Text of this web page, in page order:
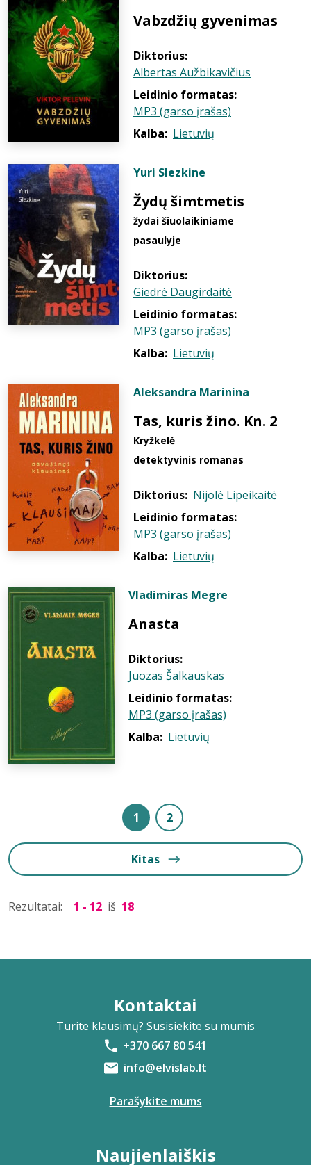
Vabzdžių gyvenimas
Diktorius:
Albertas Aužbikavičius
Leidinio formatas:
MP3 (garso įrašas)
Kalba: Lietuvių
Yuri Slezkine
Žydų šimtmetis
žydai šiuolaikiniame
pasaulyje
Diktorius:
Giedrė Daugirdaitė
Leidinio formatas:
MP3 (garso įrašas)
Kalba: Lietuvių
Aleksandra Marinina
Tas, kuris žino. Kn. 2
Kryžkelė
detektyvinis romanas
Diktorius: Nijolė Lipeikaitė
Leidinio formatas:
MP3 (garso įrašas)
Kalba: Lietuvių
Vladimiras Megre
Anasta
Diktorius:
Juozas Šalkauskas
Leidinio formatas:
MP3 (garso įrašas)
Kalba: Lietuvių
1 2
Kitas
Rezultatai: 1 - 12 iš 18
Kontaktai
Turite klausimų? Susisiekite su mumis
+370 667 80 541
info@elvislab.lt
Parašykite mums
Naujienlaiškis